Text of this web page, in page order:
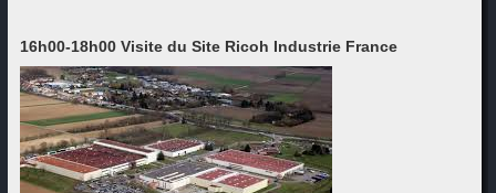
16h00-18h00 Visite du Site Ricoh Industrie France